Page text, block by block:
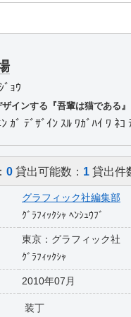
ﾞｮｳ
インする『吾輩は猫である』
ｶﾞ ﾃﾞｻﾞｲﾝ ｽﾙ ﾜｶﾞﾊｲ ﾜ ﾈｺ
0 貸出可能数： 1 貸出件
グラフィック社編集部
ｸﾞﾗﾌｨｯｸｼｬ ﾍﾝｼｭｳﾌﾞ
東京：グラフィック社
ｸﾞﾗﾌｨｯｸｼｬ
2010年07月
装丁